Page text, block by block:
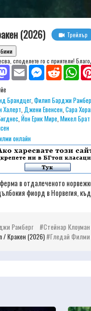
(2026)
Трейлър
споделете го с приятели!
MastodonEmail MessengerReddit
Брандцег,Филип Барджи
Халерт,Джени Евенсен,Сара
,Йон Ерик Мире,Микел
онлайн
в отдалеченото
фиорд в Норвегия,
Рамберг Стейнар
/ Кракен (2026) Гледай Филми